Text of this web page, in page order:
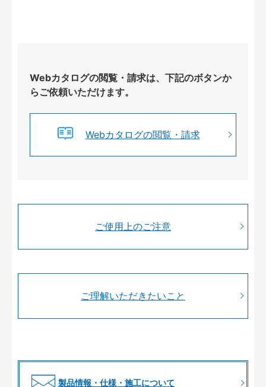
Webカタログの閲覧・請求は、下記のボタンか
らご依頼いただけます。
Webカタログの閲覧・請求
ご使用上のご注意
ご理解いただきたいこと
製品情報・仕様・施工について